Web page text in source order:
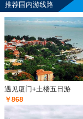
推荐国内游线路
遇见厦门+土楼五日游
￥868